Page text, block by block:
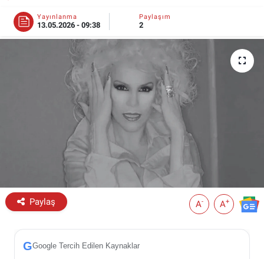
Yayınlanma
13.05.2026 - 09:38
Paylaşım
2
Paylaş A- A+
GGoogle Tercih Edilen Kaynaklar
YEMEK
ESKİŞEHİR NÖBETÇİ ECZANELER
Eskişehir Haber İçerikleri
Eskişehir Hava Durumu
Eskişehir Tramvay Saatleri
Eskişehir Otobüs Saatleri
Haber Arşivi